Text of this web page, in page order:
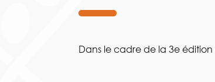
Dans le cadre de la 3e